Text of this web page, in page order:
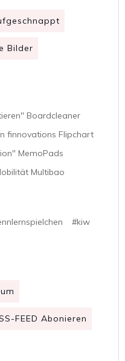
Bilder
Boardcleaner
finnovations Flipchart
MemoPads
Multibao
#kiw
FEED Abonieren